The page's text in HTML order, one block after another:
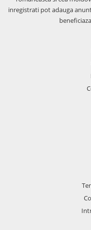
inregistrati pot adauga